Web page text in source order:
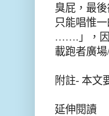
臭屁，最後
只能唱惟
……. 」，
載跑者廣
附註- 本文
延伸閱讀